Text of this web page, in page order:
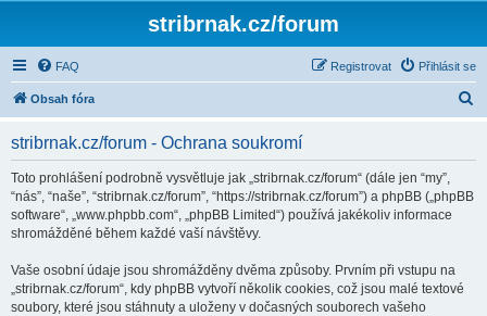
stribrnak.cz/forum
FAQ Přihlásit se
Registrovat
Obsah fóra
stribrnak.cz/forum - Ochrana soukromí
Toto prohlášení podrobně vysvětluje jak „stribrnak.cz/forum“ (dále jen “my”,
“nás”, “naše”, “stribrnak.cz/forum”, “https://stribrnak.cz/forum”) a phpBB („phpBB
software“, „www.phpbb.com“, „phpBB Limited“) používá jakékoliv informace
shromážděné během každé vaší návštěvy.
Vaše osobní údaje jsou shromážděny dvěma způsoby. Prvním při vstupu na
„stribrnak.cz/forum“, kdy phpBB vytvoří několik cookies, což jsou malé textové
soubory, které jsou stáhnuty a uloženy v dočasných souborech vašeho